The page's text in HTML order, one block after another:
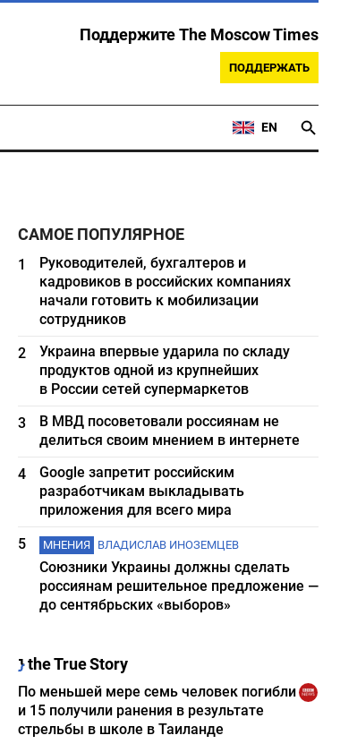
Поддержите The Moscow Times
ПОДДЕРЖАТЬ
EN
САМОЕ ПОПУЛЯРНОЕ
1
Руководителей, бухгалтеров и
кадровиков в российских компаниях
начали готовить к мобилизации
сотрудников
2
Украина впервые ударила по складу
продуктов одной из крупнейших
в России сетей супермаркетов
3
В МВД посоветовали россиянам не
делиться своим мнением в интернете
4
Google запретит российским
разработчикам выкладывать
приложения для всего мира
5
МНЕНИЯ ВЛАДИСЛАВ ИНОЗЕМЦЕВ
Союзники Украины должны сделать
россиянам решительное предложение —
до сентябрьских «выборов»